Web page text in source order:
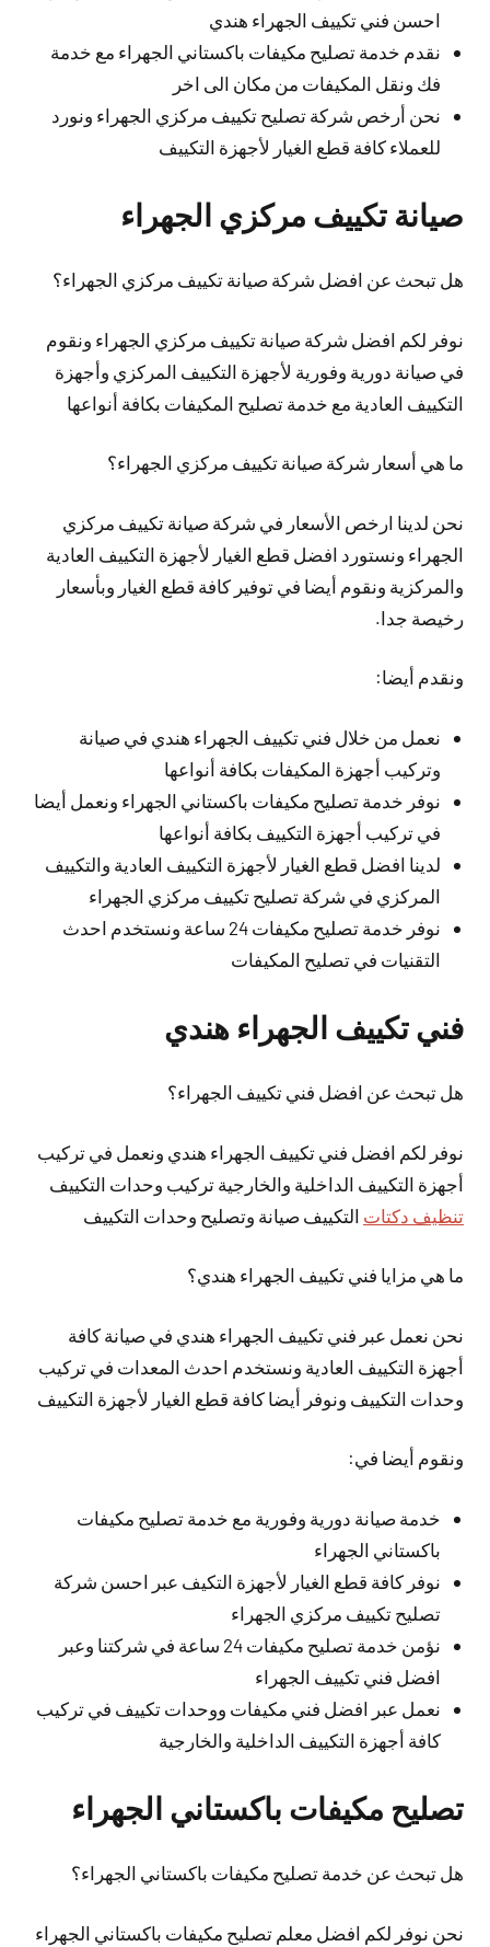
احسن فني تكييف الجهراء هندي
نقدم خدمة تصليح مكيفات باكستاني الجهراء مع خدمة
فك ونقل المكيفات من مكان الى اخر
نحن أرخص شركة تصليح تكييف مركزي الجهراء ونورد
للعملاء كافة قطع الغيار لأجهزة التكييف
صيانة تكييف مركزي الجهراء
هل تبحث عن افضل شركة صيانة تكييف مركزي الجهراء؟
نوفر لكم افضل شركة صيانة تكييف مركزي الجهراء ونقوم
في صيانة دورية وفورية لأجهزة التكييف المركزي وأجهزة
التكييف العادية مع خدمة تصليح المكيفات بكافة أنواعها
ما هي أسعار شركة صيانة تكييف مركزي الجهراء؟
نحن لدينا ارخص الأسعار في شركة صيانة تكييف مركزي
الجهراء ونستورد افضل قطع الغيار لأجهزة التكييف العادية
والمركزية ونقوم أيضا في توفير كافة قطع الغيار وبأسعار
رخيصة جدا.
ونقدم أيضا:
نعمل من خلال فني تكييف الجهراء هندي في صيانة
وتركيب أجهزة المكيفات بكافة أنواعها
نوفر خدمة تصليح مكيفات باكستاني الجهراء ونعمل أيضا
في تركيب أجهزة التكييف بكافة أنواعها
لدينا افضل قطع الغيار لأجهزة التكييف العادية والتكييف
المركزي في شركة تصليح تكييف مركزي الجهراء
نوفر خدمة تصليح مكيفات 24 ساعة ونستخدم احدث
التقنيات في تصليح المكيفات
فني تكييف الجهراء هندي
هل تبحث عن افضل فني تكييف الجهراء؟
نوفر لكم افضل فني تكييف الجهراء هندي ونعمل في تركيب
أجهزة التكييف الداخلية والخارجية تركيب وحدات التكييف
تنظيف دكتات التكييف صيانة وتصليح وحدات التكييف
ما هي مزايا فني تكييف الجهراء هندي؟
نحن نعمل عبر فني تكييف الجهراء هندي في صيانة كافة
أجهزة التكييف العادية ونستخدم احدث المعدات في تركيب
وحدات التكييف ونوفر أيضا كافة قطع الغيار لأجهزة التكييف
ونقوم أيضا في:
خدمة صيانة دورية وفورية مع خدمة تصليح مكيفات
باكستاني الجهراء
نوفر كافة قطع الغيار لأجهزة التكيف عبر احسن شركة
تصليح تكييف مركزي الجهراء
نؤمن خدمة تصليح مكيفات 24 ساعة في شركتنا وعبر
افضل فني تكييف الجهراء
نعمل عبر افضل فني مكيفات ووحدات تكييف في تركيب
كافة أجهزة التكييف الداخلية والخارجية
تصليح مكيفات باكستاني الجهراء
هل تبحث عن خدمة تصليح مكيفات باكستاني الجهراء؟
نحن نوفر لكم افضل معلم تصليح مكيفات باكستاني الجهراء